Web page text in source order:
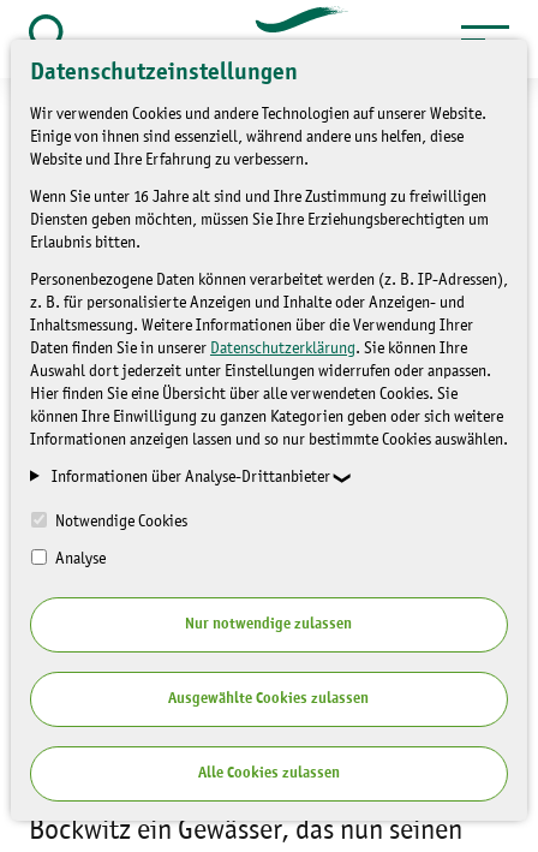
Datenschutzeinstellungen
Wir verwenden Cookies und andere Technologien auf unserer Website.
Einige von ihnen sind essenziell, während andere uns helfen, diese
Website und Ihre Erfahrung zu verbessern.
Wenn Sie unter 16 Jahre alt sind und Ihre Zustimmung zu freiwilligen
Diensten geben möchten, müssen Sie Ihre Erziehungsberechtigten um
Erlaubnis bitten.
Personenbezogene Daten können verarbeitet werden (z. B. IP-Adressen),
z. B. für personalisierte Anzeigen und Inhalte oder Anzeigen- und
Inhaltsmessung. Weitere Informationen über die Verwendung Ihrer
Daten finden Sie in unserer Datenschutzerklärung. Sie können Ihre
Auswahl dort jederzeit unter Einstellungen widerrufen oder anpassen.
Hier finden Sie eine Übersicht über alle verwendeten Cookies. Sie
können Ihre Einwilligung zu ganzen Kategorien geben oder sich weitere
Informationen anzeigen lassen und so nur bestimmte Cookies auswählen.
Informationen über Analyse-Drittanbieter
Notwendige Cookies
Analyse
Nur notwendige zulassen
Ausgewählte Cookies zulassen
Alle Cookies zulassen
Zum
springen
Suche
öffnen
Ehrung für 2016
verstorbenen
Naturschützer Harald Krug
NICHT ZUGEORDNET
Zwischen dem Bockwitzer See östlich von
Borna und dem Harthsee bei Neukirchen
liegt inmitten der Bergbaufolgelandschaft
Bockwitz ein Gewässer, das nun seinen